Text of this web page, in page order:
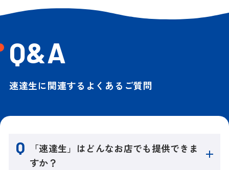
Q&A
速達生に関連するよくあるご質問
「速達生」はどんなお店でも提供できま
すか？